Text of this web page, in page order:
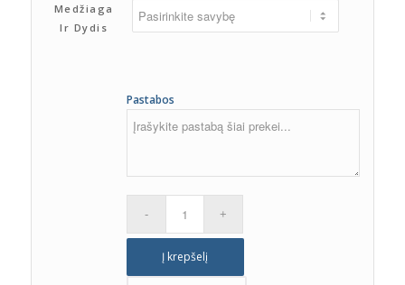
Medžiaga
Ir Dydis
Pastabos
Į krepšelį